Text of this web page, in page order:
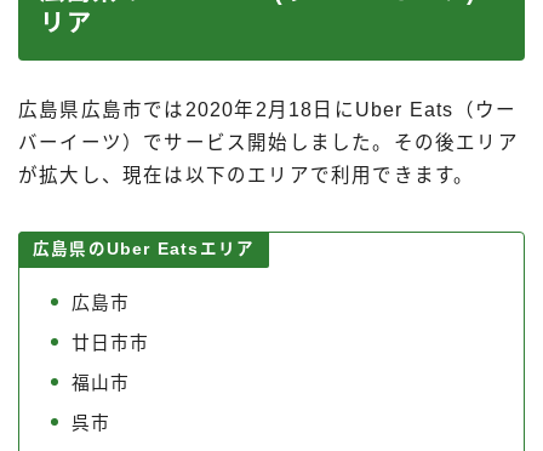
リア
広島県広島市では2020年2月18日にUber Eats（ウー
バーイーツ）でサービス開始しました。その後エリア
が拡大し、現在は以下のエリアで利用できます。
広島県のUber Eatsエリア
広島市
廿日市市
福山市
呉市